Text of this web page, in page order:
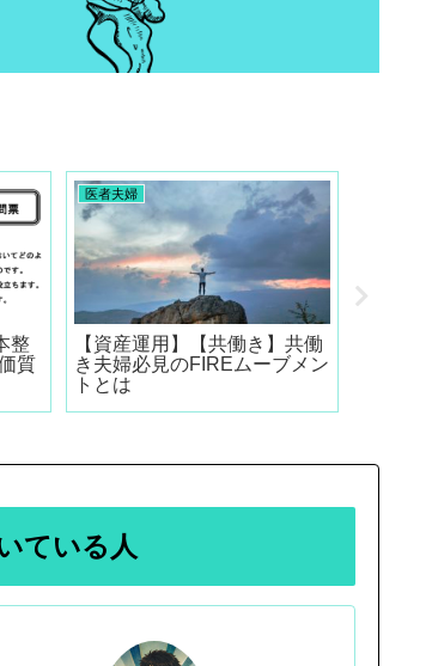
整
質
医者夫婦
【資産運用】【共働き】共働
き夫婦必見のFIREムーブメン
トとは
ている人